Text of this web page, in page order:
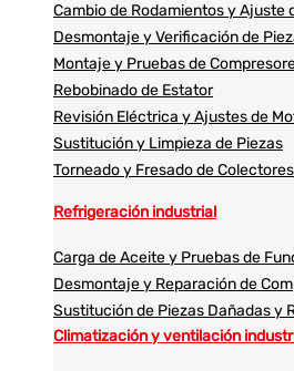
Cambio de Rodamientos y Ajuste
Desmontaje y Verificación de
Montaje y Pruebas de
Rebobinado de Estator
Revisión Eléctrica y Ajustes de
Sustitución y Limpieza de Piezas
Torneado y Fresado de Colectores
Refrigeración industrial
Carga de Aceite y Pruebas de
Desmontaje y Reparación de
Sustitución de Piezas Dañadas y
Climatización y ventilación